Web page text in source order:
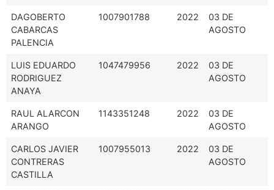
DAGOBERTO
CABARCAS
PALENCIA
1007901788 2022
03 DE
AGOSTO
LUIS EDUARDO
RODRIGUEZ
ANAYA
1047479956 2022
03 DE
AGOSTO
RAUL ALARCON
ARANGO
1143351248 2022
03 DE
AGOSTO
CARLOS JAVIER
CONTRERAS
CASTILLA
1007955013 2022
03 DE
AGOSTO